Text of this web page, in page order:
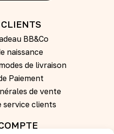
BB&Co
naissance
de livraison
Paiement
de vente
service clients